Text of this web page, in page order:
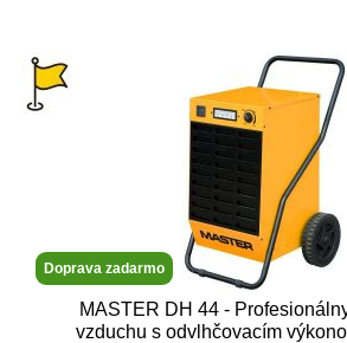
Doprava zadarmo
MASTER DH 44 -
vzduchu s odvlhčovacím